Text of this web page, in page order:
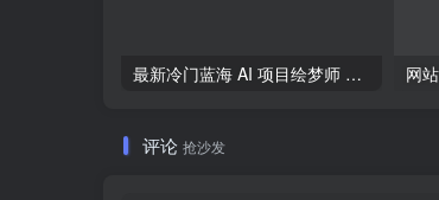
最新冷门蓝海 AI 项目绘梦师 + 解梦师，轻松日入 500+ 玩法拆解
评论 抢沙发